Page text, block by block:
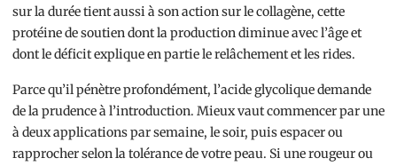
sur la durée tient aussi à son action sur le collagène, cette
protéine de soutien dont la production diminue avec l’âge et
dont le déficit explique en partie le relâchement et les rides.
Parce qu’il pénètre profondément, l’acide glycolique demande
de la prudence à l’introduction. Mieux vaut commencer par une
à deux applications par semaine, le soir, puis espacer ou
rapprocher selon la tolérance de votre peau. Si une rougeur ou